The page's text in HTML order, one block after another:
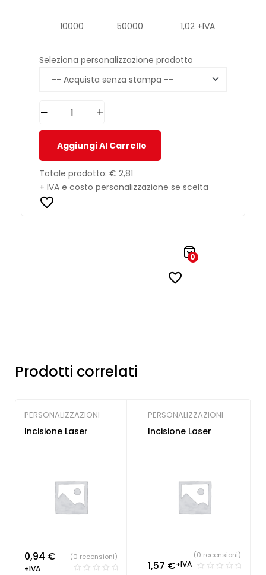
10000 50000 1,02 +IVA
Seleziona personalizzazione prodotto
Aggiungi Al Carrello
Totale prodotto: € 2,81
+ IVA e costo personalizzazione se scelta
0
Prodotti correlati
PERSONALIZZAZIONI
Incisione Laser
0,94 €
+IVA
(0 recensioni)
PERSONALIZZAZIONI
Incisione Laser
1,57 €+IVA
(0 recensioni)